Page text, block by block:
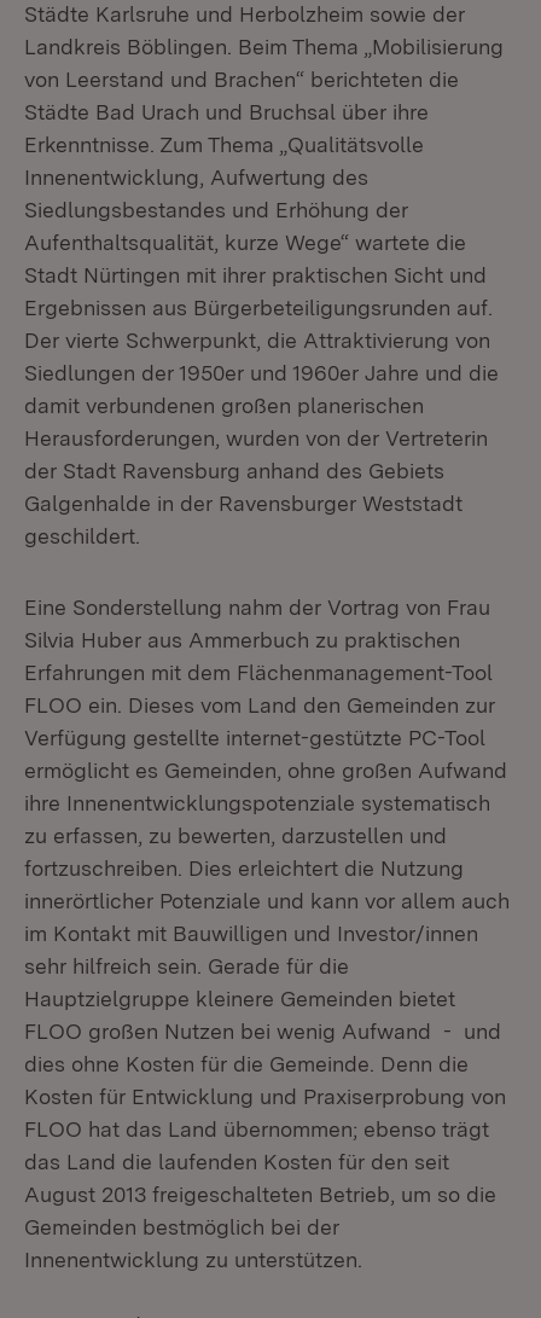
Städte Karlsruhe und Herbolzheim sowie der
Landkreis Böblingen. Beim Thema „Mobilisierung
von Leerstand und Brachen“ berichteten die
Städte Bad Urach und Bruchsal über ihre
Erkenntnisse. Zum Thema „Qualitätsvolle
Innenentwicklung, Aufwertung des
Siedlungsbestandes und Erhöhung der
Aufenthaltsqualität, kurze Wege“ wartete die
Stadt Nürtingen mit ihrer praktischen Sicht und
Ergebnissen aus Bürgerbeteiligungsrunden auf.
Der vierte Schwerpunkt, die Attraktivierung von
Siedlungen der 1950er und 1960er Jahre und die
damit verbundenen großen planerischen
Herausforderungen, wurden von der Vertreterin
der Stadt Ravensburg anhand des Gebiets
Galgenhalde in der Ravensburger Weststadt
geschildert.
Eine Sonderstellung nahm der Vortrag von Frau
Silvia Huber aus Ammerbuch zu praktischen
Erfahrungen mit dem Flächenmanagement-Tool
FLOO ein. Dieses vom Land den Gemeinden zur
Verfügung gestellte internet-gestützte PC-Tool
ermöglicht es Gemeinden, ohne großen Aufwand
ihre Innenentwicklungspotenziale systematisch
zu erfassen, zu bewerten, darzustellen und
fortzuschreiben. Dies erleichtert die Nutzung
innerörtlicher Potenziale und kann vor allem auch
im Kontakt mit Bauwilligen und Investor/innen
sehr hilfreich sein. Gerade für die
Hauptzielgruppe kleinere Gemeinden bietet
FLOO großen Nutzen bei wenig Aufwand - und
dies ohne Kosten für die Gemeinde. Denn die
Kosten für Entwicklung und Praxiserprobung von
FLOO hat das Land übernommen; ebenso trägt
das Land die laufenden Kosten für den seit
August 2013 freigeschalteten Betrieb, um so die
Gemeinden bestmöglich bei der
Innenentwicklung zu unterstützen.